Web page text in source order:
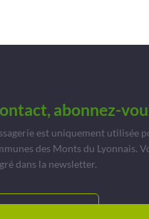
abonnez-
est uniquement utilisée
des Monts du Lyonnais.
dans la newsletter.